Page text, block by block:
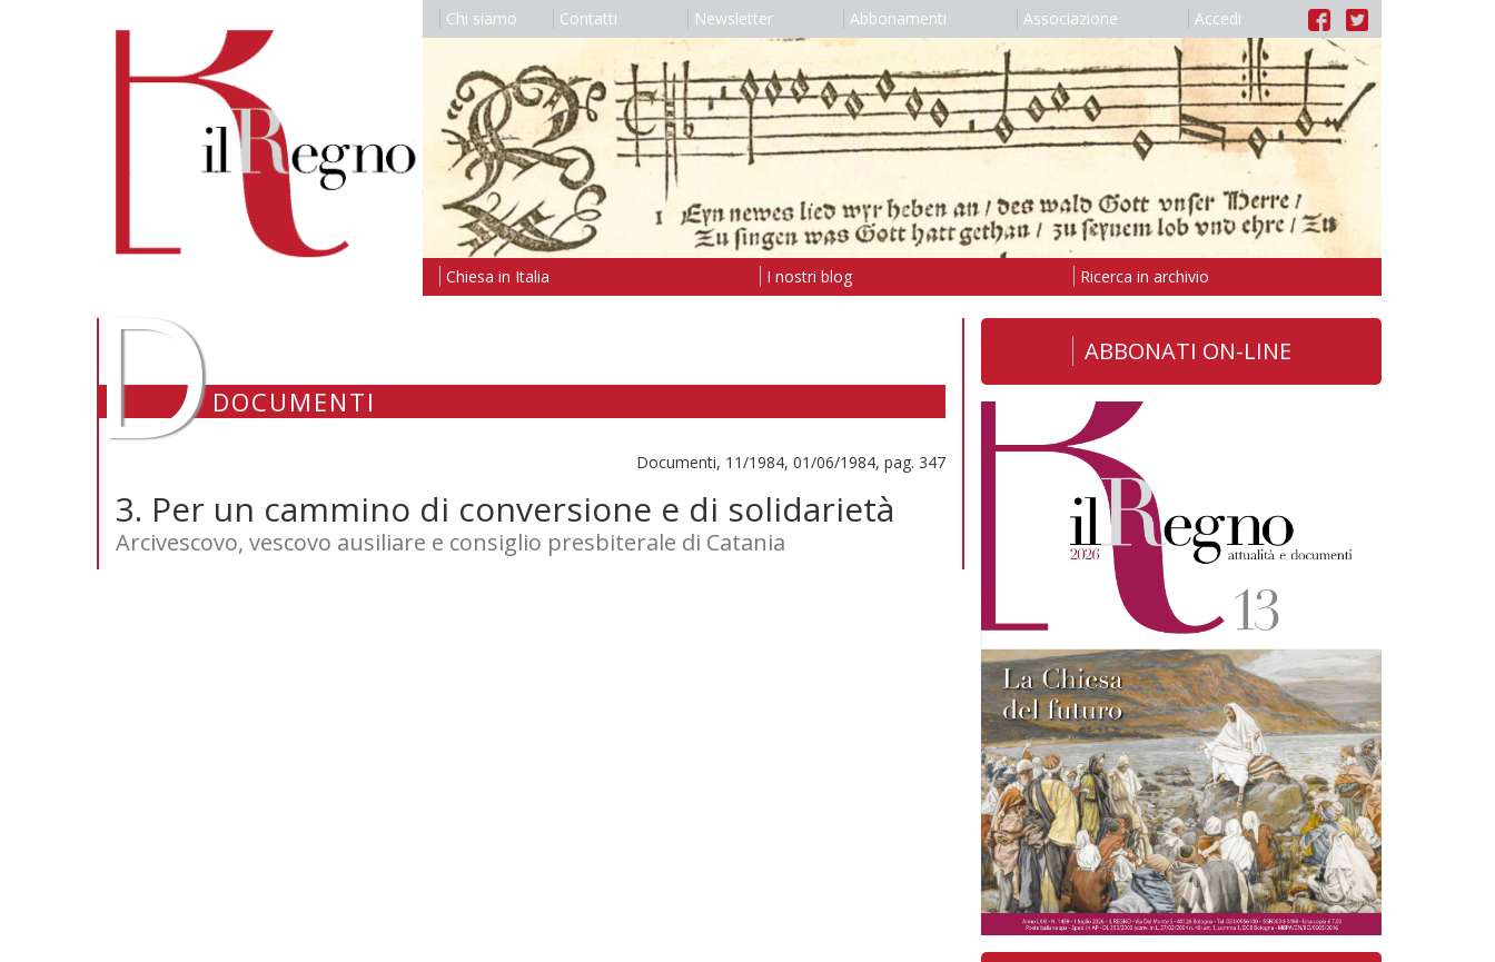
Chi siamo Contatti Newsletter Abbonamenti Associazione Accedi
Chiesa in Italia I nostri blog Ricerca in archivio
DDOCUMENTI
Documenti, 11/1984, 01/06/1984, pag. 347
3. Per un cammino di conversione e di solidarietà
Arcivescovo, vescovo ausiliare e consiglio presbiterale di Catania
ABBONATI ON-LINE